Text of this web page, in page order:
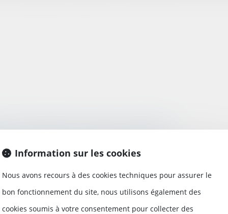
les RTT en pouvoir d’achat ?
les salariés qui le souhaitent, peuvent
Information sur les cookies
Nous avons recours à des cookies techniques pour assurer le
bon fonctionnement du site, nous utilisons également des
cookies soumis à votre consentement pour collecter des